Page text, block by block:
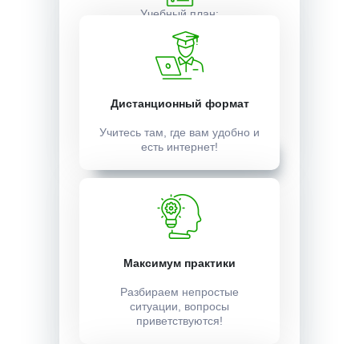
Учебный план:
Получить
Записаться
Дистанционный формат
Учитесь там, где вам удобно и
есть интернет!
Максимум практики
Разбираем непростые
ситуации, вопросы
приветствуются!